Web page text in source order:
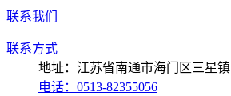
联系我们
联系方式
地址：江苏省南通市海门区三星镇
电话：0513-82355056